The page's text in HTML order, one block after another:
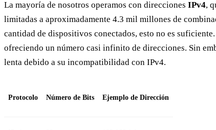
La mayoría de nosotros operamos con direcciones IPv4,
limitadas a aproximadamente 4.3 mil millones de
cantidad de dispositivos conectados, esto no es
ofreciendo un número casi infinito de direcciones. Sin
lenta debido a su incompatibilidad con IPv4.
Protocolo Número de Bits Ejemplo de Dirección